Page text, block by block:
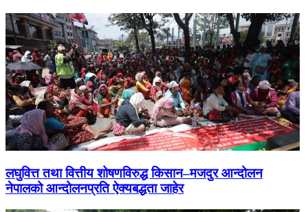
लघुवित्त तथा वित्तीय शोषणविरुद्ध किसान–मजदुर आन्दोलन
नेपालको आन्दोलनप्रति ऐक्यबद्धता जाहेर